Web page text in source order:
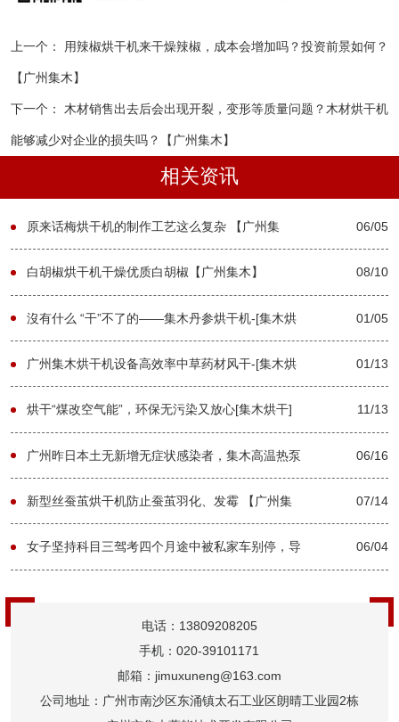
上一个： 用辣椒烘干机来干燥辣椒，成本会增加吗？投资前景如何？
【广州集木】
下一个： 木材销售出去后会出现开裂，变形等质量问题？木材烘干机
能够减少对企业的损失吗？【广州集木】
相关资讯
原来话梅烘干机的制作工艺这么复杂 【广州集
木】
06/05
白胡椒烘干机干燥优质白胡椒【广州集木】 08/10
沒有什么 “干”不了的——集木丹参烘干机-[集木烘
干]
01/05
广州集木烘干机设备高效率中草药材风干-[集木烘
干]
01/13
烘干“煤改空气能”，环保无污染又放心[集木烘干] 11/13
广州昨日本土无新增无症状感染者，集木高温热泵
烘干机厂家传来祝贺【广州集木】
06/16
新型丝蚕茧烘干机防止蚕茧羽化、发霉 【广州集
木】
07/14
女子坚持科目三驾考四个月途中被私家车别停，导 06/04
电话：13809208205
手机：020-39101171
邮箱：jimuxuneng@163.com
公司地址：广州市南沙区东涌镇太石工业区朗晴工业园2栋